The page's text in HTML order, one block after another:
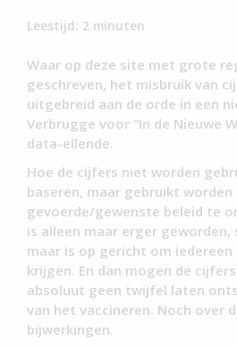
Leestijd: 2 minuten
Waar op deze site met grote
geschreven, het misbruik van
uitgebreid aan de orde in een
Verbrugge voor “In de Nieuwe
data-ellende.
Hoe de cijfers niet worden
baseren, maar gebruikt
gevoerde/gewenste beleid te
is alleen maar erger geworden,
maar is op gericht om
krijgen. En dan mogen de
absoluut geen twijfel laten
van het vaccineren. Noch over
bijwerkingen.